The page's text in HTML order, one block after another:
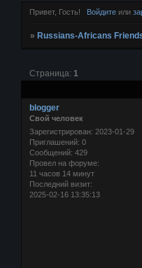
Привет, Гость! Войдитеили
» Russians-Africans
Страница: 1
blogger
Свой человек
Зарегистрирован: 2023-01-29
Приглашений: 0
Сообщений: 429
Провел на форуме:
11 часов 14 минут
Последний визит:
2025-02-16 13:35:13